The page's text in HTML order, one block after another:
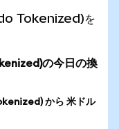
Tokenized)を
の今日の換
から 米ドル